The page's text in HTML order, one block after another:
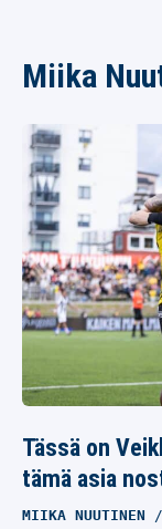
Miika
Tässä on
tämä asia
MIIKA NUUTINEN